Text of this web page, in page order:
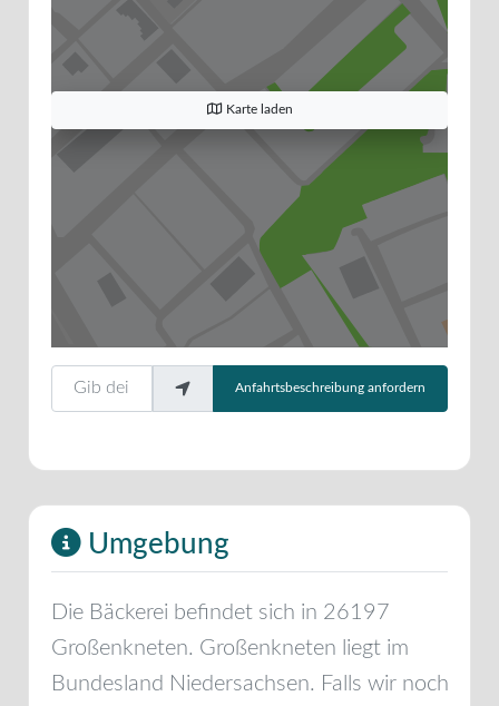
Karte laden
Gib deinen Standort ein.
Anfahrtsbeschreibung anfordern
Umgebung
Die Bäckerei befindet sich in 26197
Großenkneten. Großenkneten liegt im
Bundesland Niedersachsen. Falls wir noch